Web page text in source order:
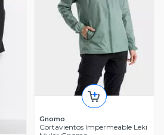
Gnomo
Cortavientos Impermeable Leki